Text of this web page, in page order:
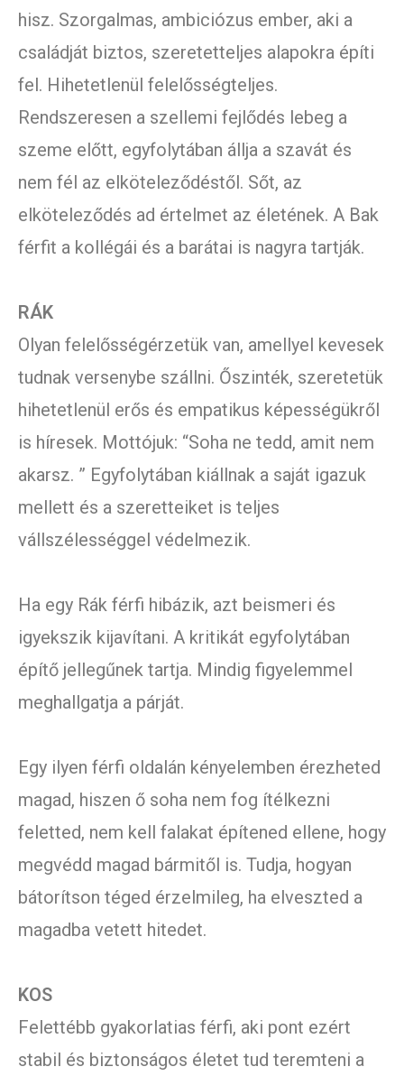
hisz. Szorgalmas, ambiciózus ember, aki a
családját biztos, szeretetteljes alapokra építi
fel. Hihetetlenül felelősségteljes.
Rendszeresen a szellemi fejlődés lebeg a
szeme előtt, egyfolytában állja a szavát és
nem fél az elköteleződéstől. Sőt, az
elköteleződés ad értelmet az életének. A Bak
férfit a kollégái és a barátai is nagyra tartják.
RÁK
Olyan felelősségérzetük van, amellyel kevesek
tudnak versenybe szállni. Őszinték, szeretetük
hihetetlenül erős és empatikus képességükről
is híresek. Mottójuk: “Soha ne tedd, amit nem
akarsz. ” Egyfolytában kiállnak a saját igazuk
mellett és a szeretteiket is teljes
vállszélességgel védelmezik.
Ha egy Rák férfi hibázik, azt beismeri és
igyekszik kijavítani. A kritikát egyfolytában
építő jellegűnek tartja. Mindig figyelemmel
meghallgatja a párját.
Egy ilyen férfi oldalán kényelemben érezheted
magad, hiszen ő soha nem fog ítélkezni
feletted, nem kell falakat építened ellene, hogy
megvédd magad bármitől is. Tudja, hogyan
bátorítson téged érzelmileg, ha elveszted a
magadba vetett hitedet.
KOS
Felettébb gyakorlatias férfi, aki pont ezért
stabil és biztonságos életet tud teremteni a